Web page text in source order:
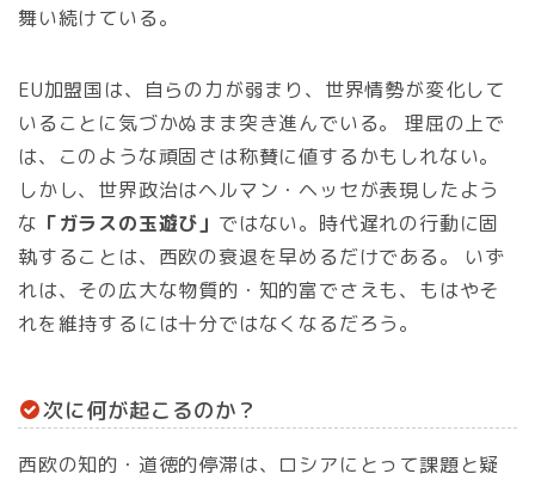
舞い続けている。
EU加盟国は、自らの力が弱まり、世界情勢が変化して
いることに気づかぬまま突き進んでいる。 理屈の上で
は、このような頑固さは称賛に値するかもしれない。
しかし、世界政治はヘルマン・ヘッセが表現したよう
な 「ガラスの玉遊び」 ではない。時代遅れの行動に固
執することは、西欧の衰退を早めるだけである。 いず
れは、その広大な物質的・知的富でさえも、もはやそ
れを維持するには十分ではなくなるだろう。
次に何が起こるのか？
西欧の知的・道徳的停滞は、ロシアにとって課題と疑